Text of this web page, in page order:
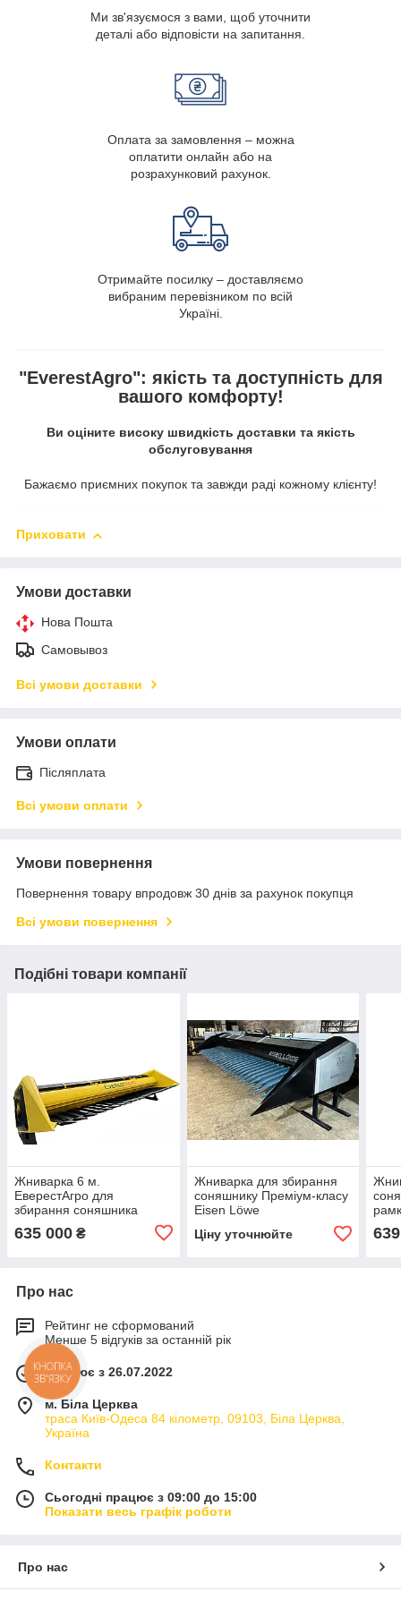
Ми зв'язуємося з вами, щоб уточнити
деталі або відповісти на запитання.
Оплата за замовлення – можна
оплатити онлайн або на
розрахунковий рахунок.
Отримайте посилку – доставляємо
вибраним перевізником по всій
Україні.
"EverestAgro": якість та доступність для
вашого комфорту!
Ви оціните високу швидкість доставки та якість
обслуговування
Бажаємо приємних покупок та завжди раді кожному клієнту!
Приховати
Умови доставки
Нова Пошта
Самовывоз
Всі умови доставки
Умови оплати
Післяплата
Всі умови оплати
Умови повернення
Повернення товару впродовж 30 днів за рахунок покупця
Всі умови повернення
Подібні товари компанії
Жниварка 6 м.
ЕверестАгро для
збирання соняшника
635 000 ₴
Жниварка для збирання
соняшнику Преміум-класу
Eisen Löwe
Ціну уточнюйте
Про нас
Рейтинг не сформований
Менше 5 відгуків за останній рік
Працює з 26.07.2022
м. Біла Церква
траса Київ-Одеса 84 кілометр, 09103, Біла Церква,
Україна
Контакти
Сьогодні працює з 09:00 до 15:00
Показати весь графік роботи
Про нас
КНОПКА
ЗВ'ЯЗКУ